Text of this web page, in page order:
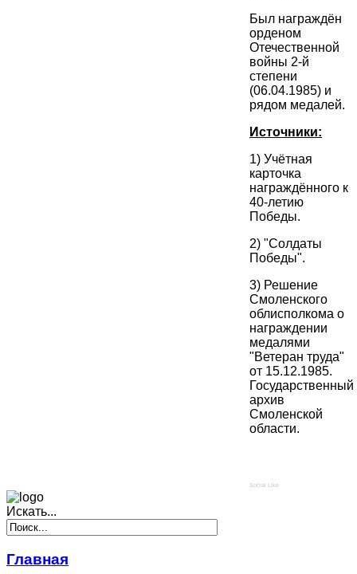
Был награждён
орденом
Отечественной
войны 2-й
степени
(06.04.1985) и
рядом медалей.
Источники:
1) Учётная
карточка
награждённого к
40-летию
Победы.
2) "Солдаты
Победы".
3) Решение
Смоленского
облисполкома о
награждении
медалями
"Ветеран труда"
от 15.12.1985.
Государственный
архив
Смоленской
области.
Social Like
Искать...
Главная